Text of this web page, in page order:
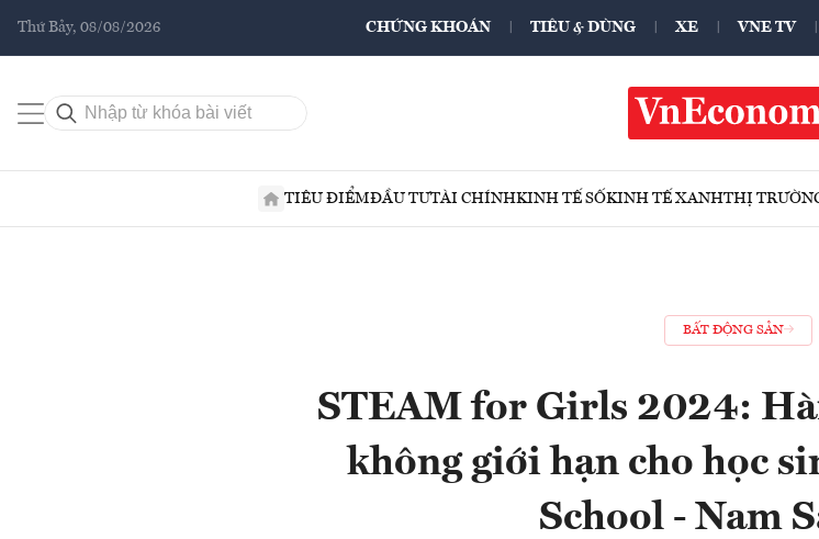
Thứ Bảy, 08/08/2026 CHỨNG KHOÁN TIÊU & DÙNG XE VNE TV
TIÊU ĐIỂMĐẦU TƯTÀI CHÍNHKINH TẾ SỐKINH TẾ XANHTHỊ
BẤT ĐỘNG SẢN
STEAM for Girls 2024:
không giới hạn cho học
School - Nam